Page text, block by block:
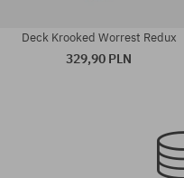
Deck Krooked Worrest Redux
329,90 PLN